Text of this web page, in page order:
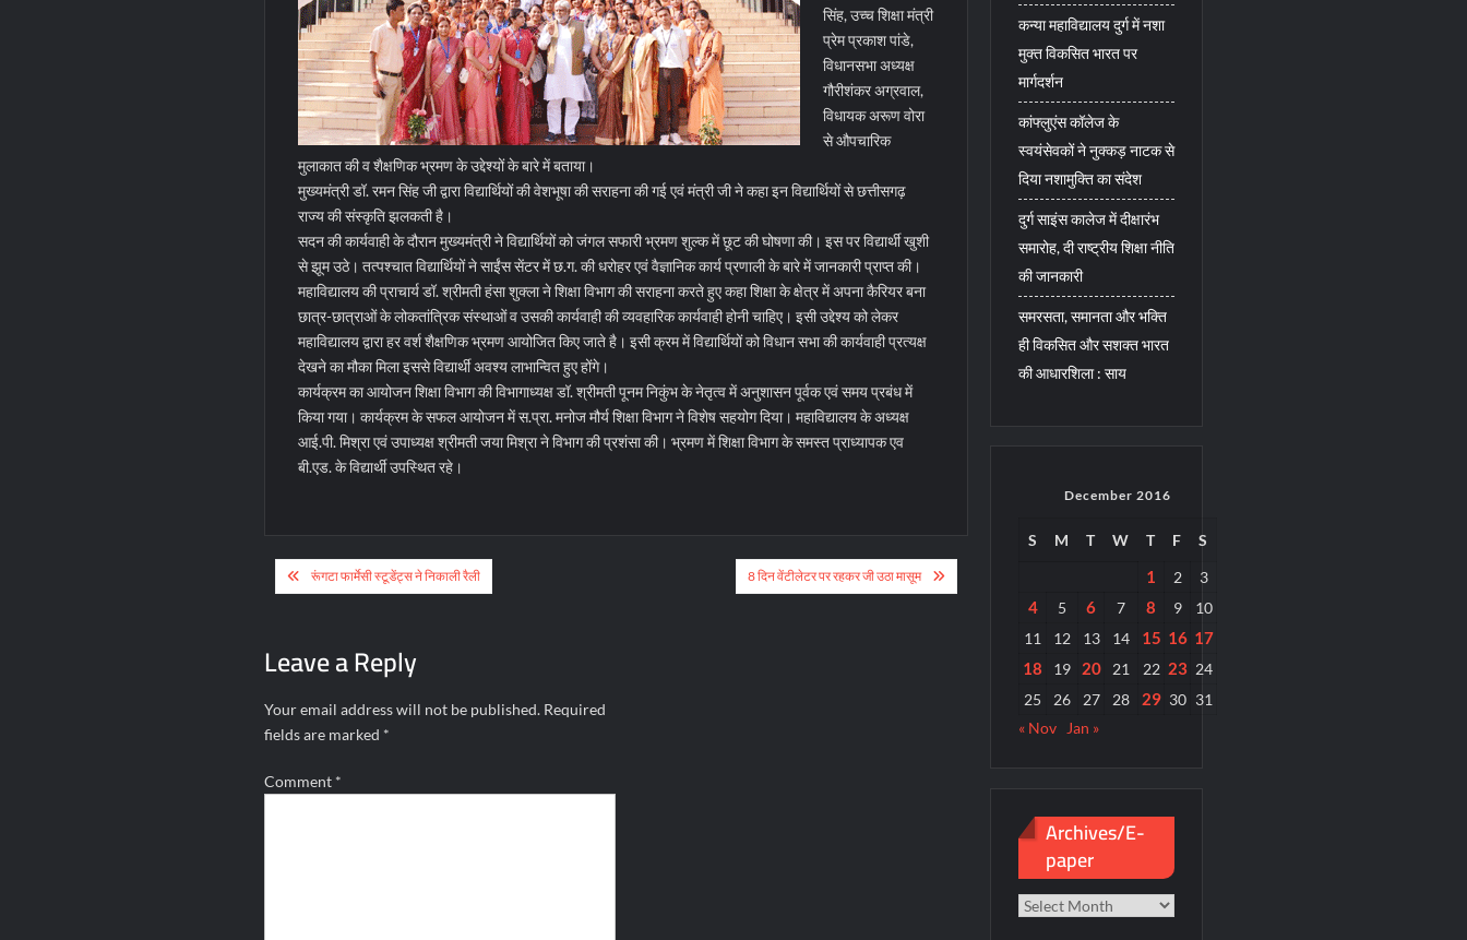
सिंह, उच्च शिक्षा मंत्री
प्रेम प्रकाश पांडे,
विधानसभा अध्यक्ष
गौरीशंकर अग्रवाल,
विधायक अरूण वोरा
से औपचारिक
मुलाकात की व शैक्षणिक भ्रमण के उद्देश्यों के बारे में बताया।
मुख्यमंत्री डॉ. रमन सिंह जी द्वारा विद्यार्थियों की वेशभूषा की सराहना की गई एवं मंत्री जी ने कहा इन विद्यार्थियों से छत्तीसगढ़
राज्य की संस्कृति झलकती है।
सदन की कार्यवाही के दौरान मुख्यमंत्री ने विद्यार्थियों को जंगल सफारी भ्रमण शुल्क में छूट की घोषणा की। इस पर विद्यार्थी खुशी
से झूम उठे। तत्पश्चात विद्यार्थियों ने साईंस सेंटर में छ.ग. की धरोहर एवं वैज्ञानिक कार्य प्रणाली के बारे में जानकारी प्राप्त की।
महाविद्यालय की प्राचार्य डॉ. श्रीमती हंसा शुक्ला ने शिक्षा विभाग की सराहना करते हुए कहा शिक्षा के क्षेत्र में अपना कैरियर बना
छात्र-छात्राओं के लोकतांत्रिक संस्थाओं व उसकी कार्यवाही की व्यवहारिक कार्यवाही होनी चाहिए। इसी उद्देश्य को लेकर
महाविद्यालय द्वारा हर वर्श शैक्षणिक भ्रमण आयोजित किए जाते है। इसी क्रम में विद्यार्थियों को विधान सभा की कार्यवाही प्रत्यक्ष
देखने का मौका मिला इससे विद्यार्थी अवश्य लाभान्वित हुए होंगे।
कार्यक्रम का आयोजन शिक्षा विभाग की विभागाध्यक्ष डॉ. श्रीमती पूनम निकुंभ के नेतृत्व में अनुशासन पूर्वक एवं समय प्रबंध में
किया गया। कार्यक्रम के सफल आयोजन में स.प्रा. मनोज मौर्य शिक्षा विभाग ने विशेष सहयोग दिया। महाविद्यालय के अध्यक्ष
आई.पी. मिश्रा एवं उपाध्यक्ष श्रीमती जया मिश्रा ने विभाग की प्रशंसा की। भ्रमण में शिक्षा विभाग के समस्त प्राध्यापक एव
बी.एड. के विद्यार्थी उपस्थित रहे।
Post
navigation
रूंगटा फार्मेसी स्टूडेंट्स ने निकाली रैली 8 दिन वेंटीलेटर पर रहकर जी उठा मासूम
Leave a Reply
Your email address will not be published. Required
fields are marked *
Comment *
कन्या महाविद्यालय दुर्ग में नशा
मुक्त विकसित भारत पर
मार्गदर्शन
कांफ्लुएंस कॉलेज के
स्वयंसेवकों ने नुक्कड़ नाटक से
दिया नशामुक्ति का संदेश
दुर्ग साइंस कालेज में दीक्षारंभ
समारोह, दी राष्ट्रीय शिक्षा नीति
की जानकारी
समरसता, समानता और भक्ति
ही विकसित और सशक्त भारत
की आधारशिला : साय
December 2016
S M T W T F S
1 2 3
4 5 6 7 8 9
10
11
12 13 14 15 16 17
18
19 20 21 22 23 24
25
26 27 28 29 30 31
« Nov
Jan »
Archives/E-
paper
Archives/E-